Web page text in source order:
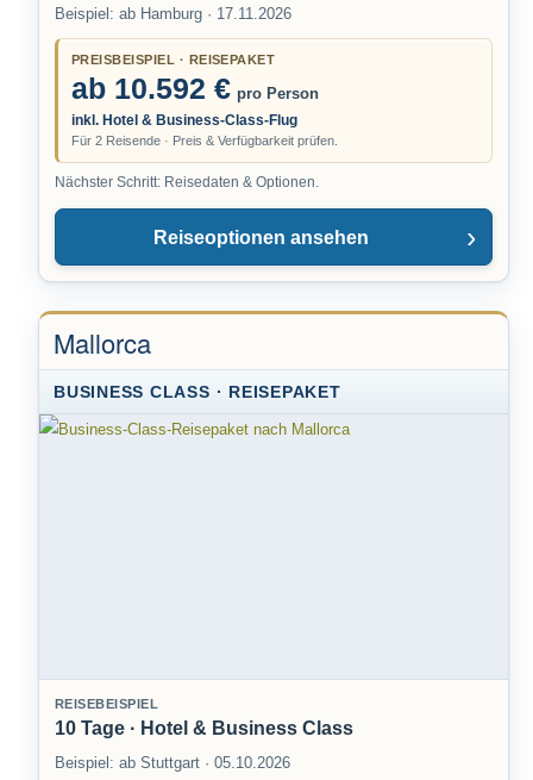
Beispiel: ab Hamburg · 17.11.2026
PREISBEISPIEL · REISEPAKET
ab 10.592 € pro Person
inkl. Hotel & Business-Class-Flug
Für 2 Reisende · Preis & Verfügbarkeit prüfen.
Nächster Schritt: Reisedaten & Optionen.
Reiseoptionen ansehen
Mallorca
BUSINESS CLASS · REISEPAKET
REISEBEISPIEL
10 Tage · Hotel & Business Class
Beispiel: ab Stuttgart · 05.10.2026